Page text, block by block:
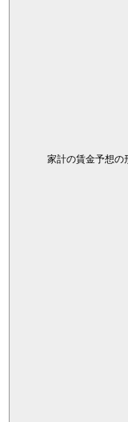
家計の賃金予想の